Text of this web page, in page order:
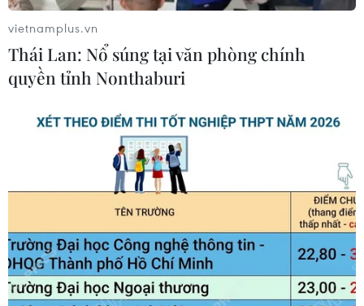
giữ gần 10kg ma túy đá
30/07/2019 12:00
Bộ đội Biên phòng tỉnh Lào Cai và Công an huyện Sa Pa
bắt quả tang hai đối tượng đang có hành vi vận chuyển
trái phép gần 10kg ma túy đá.
vietnamplus.vn
Thái Lan: Nổ súng tại văn phòng chính
quyền tỉnh Nonthaburi